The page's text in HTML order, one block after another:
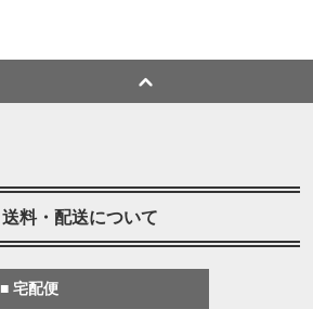
送料・配送について
■ 宅配便